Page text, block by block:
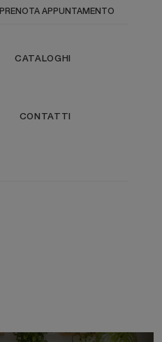
PRENOTA APPUNTAMENTO
CATALOGHI
CONTATTI